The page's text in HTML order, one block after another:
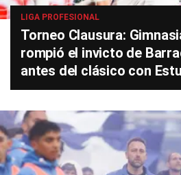
LIGA PROFESIONAL
Torneo Clausura:
rompió el invicto de
antes del clásico con